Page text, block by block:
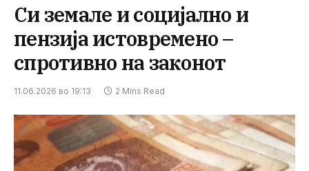
Си земале и социјално и
пензија истовремено –
спротивно на законот
11.06.2026 во 19:13 2 Mins Read